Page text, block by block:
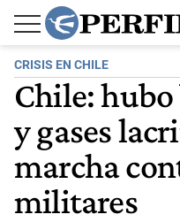
CRISIS EN CHILE
Chile: hubo
y gases
marcha
militares